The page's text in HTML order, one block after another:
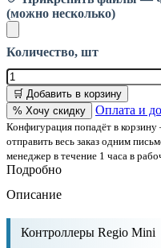
(можно несколько)
Количество, шт
🛒 Добавить в корзину
% Хочу скидку
Оплата и
Конфигурация попадёт в
отправить весь заказ одним
менеджер в течение 1 часа в
Подробно
Описание
Контроллеры Regio Mini